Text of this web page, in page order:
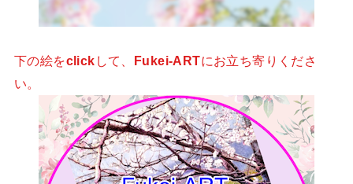
下の絵をclick して、 Fukei-ARTにお立ち寄りくださ
い。